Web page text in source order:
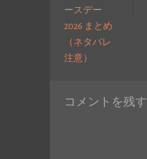
ースデー
2026 まとめ
（ネタバレ
注意）
投
コメントを残す